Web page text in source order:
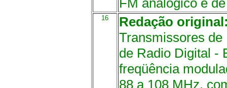
FM analogico e
16
Redação
Transmissores
de Radio Digital -
freqüência
88 a 108 MHz,